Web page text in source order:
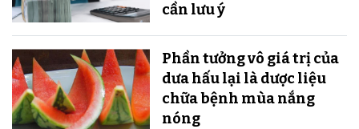
cần lưu ý
Phần tưởng vô giá trị của
dưa hấu lại là dược liệu
chữa bệnh mùa nắng
nóng